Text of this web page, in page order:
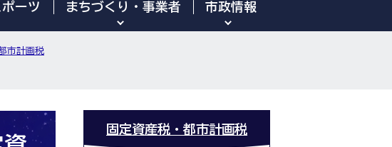
ーツ まちづくり・事業者 市政情報
市計画税
固定資産税・都市計画税